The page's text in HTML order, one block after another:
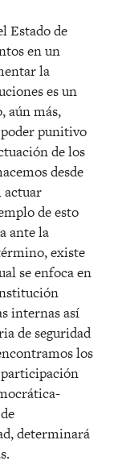
Estado de
en un
la
es un
aún más,
punitivo
de los
desde
actuar
de esto
ante la
existe
se enfoca en
internas así
de seguridad
los
determinará